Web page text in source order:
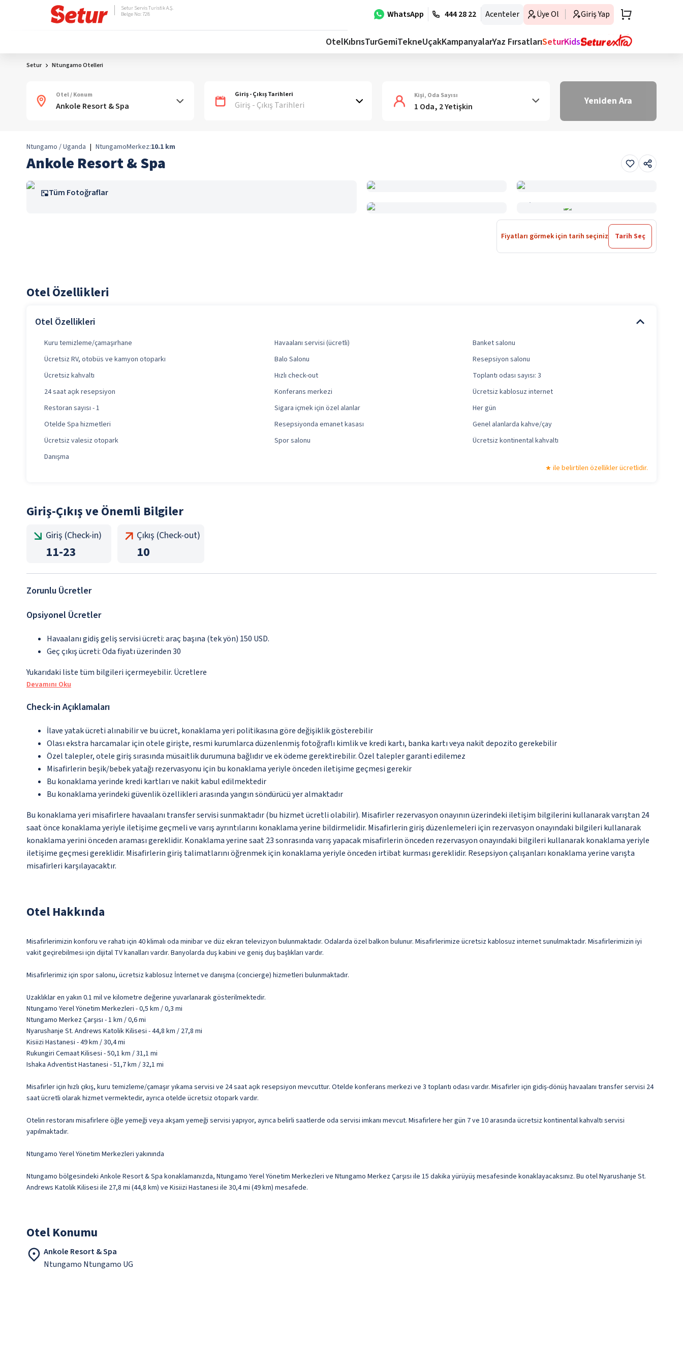
WhatsApp 444 28 22 Acenteler Üye Ol Giriş Yap
Setur Servis Turistik A.Ş.
Belge No: 728
OtelKıbrısTurGemiTekneUçakKampanyalarYaz FırsatlarıSeturKids
Setur Ntungamo Otelleri
Otel / Konum Giriş - Çıkış Tarihleri
Giriş - Çıkış Tarihleri
Kişi, Oda Sayısı
1 Oda, 2 Yetişkin Yeniden Ara
Ntungamo / Uganda | NtungamoMerkez:10.1 km
Ankole Resort & Spa
Tüm Fotoğraflar
Fiyatları görmek için tarih seçiniz Tarih Seç
Otel Özellikleri
Otel Özellikleri
Kuru temizleme/çamaşırhane Havaalanı servisi (ücretli)
Banket salonu
Ücretsiz RV, otobüs ve kamyon otoparkı
Balo Salonu
Resepsiyon salonu
Ücretsiz kahvaltı
Hızlı check-out
Toplantı odası sayısı: 3
24 saat açık resepsiyon
Konferans merkezi
Ücretsiz kablosuz internet
Restoran sayısı - 1
Sigara içmek için özel alanlar
Her gün
Otelde Spa hizmetleri
Resepsiyonda emanet kasası
Genel alanlarda kahve/çay
Ücretsiz valesiz otopark
Spor salonu
Ücretsiz kontinental kahvaltı
Danışma
ile belirtilen özellikler ücretlidir.
Giriş-Çıkış ve Önemli Bilgiler
Giriş (Check-in)
11-23
Çıkış (Check-out)
10
Zorunlu Ücretler
Opsiyonel Ücretler
Havaalanı gidiş geliş servisi ücreti: araç başına (tek yön) 150 USD.
Geç çıkış ücreti: Oda fiyatı üzerinden 30
Yukarıdaki liste tüm bilgileri içermeyebilir. Ücretlere
Devamını Oku
Check-in Açıklamaları
İlave yatak ücreti alınabilir ve bu ücret, konaklama yeri politikasına göre değişiklik gösterebilir
Olası ekstra harcamalar için otele girişte, resmi kurumlarca düzenlenmiş fotoğraflı kimlik ve kredi kartı, banka kartı veya nakit depozito gerekebilir
Özel talepler, otele giriş sırasında müsaitlik durumuna bağlıdır ve ek ödeme gerektirebilir. Özel talepler garanti edilemez
Misafirlerin beşik/bebek yatağı rezervasyonu için bu konaklama yeriyle önceden iletişime geçmesi gerekir
Bu konaklama yerinde kredi kartları ve nakit kabul edilmektedir
Bu konaklama yerindeki güvenlik özellikleri arasında yangın söndürücü yer almaktadır
Bu konaklama yeri misafirlere havaalanı transfer servisi sunmaktadır (bu hizmet ücretli olabilir). Misafirler rezervasyon onayının üzerindeki iletişim bilgilerini kullanarak varıştan 24
saat önce konaklama yeriyle iletişime geçmeli ve varış ayrıntılarını konaklama yerine bildirmelidir. Misafirlerin giriş düzenlemeleri için rezervasyon onayındaki bilgileri kullanarak
konaklama yerini önceden araması gereklidir. Konaklama yerine saat 23 sonrasında varış yapacak misafirlerin önceden rezervasyon onayındaki bilgileri kullanarak konaklama yeriyle
iletişime geçmesi gereklidir. Misafirlerin giriş talimatlarını öğrenmek için konaklama yeriyle önceden irtibat kurması gereklidir. Resepsiyon çalışanları konaklama yerine varışta
misafirleri karşılayacaktır.
Otel Hakkında
Misafirlerimizin konforu ve rahatı için 40 klimalı oda minibar ve düz ekran televizyon bulunmaktadır. Odalarda özel balkon bulunur. Misafirlerimize ücretsiz kablosuz internet sunulmaktadır. Misafirlerimizin iyi
vakit geçirebilmesi için dijital TV kanalları vardır. Banyolarda duş kabini ve geniş duş başlıkları vardır.
Misafirlerimiz için spor salonu, ücretsiz kablosuz İnternet ve danışma (concierge) hizmetleri bulunmaktadır.
Uzaklıklar en yakın 0.1 mil ve kilometre değerine yuvarlanarak gösterilmektedir.
Ntungamo Yerel Yönetim Merkezleri - 0,5 km / 0,3 mi
Ntungamo Merkez Çarşısı - 1 km / 0,6 mi
Nyarushanje St. Andrews Katolik Kilisesi - 44,8 km / 27,8 mi
Kisiizi Hastanesi - 49 km / 30,4 mi
Rukungiri Cemaat Kilisesi - 50,1 km / 31,1 mi
Ishaka Adventist Hastanesi - 51,7 km / 32,1 mi
Misafirler için hızlı çıkış, kuru temizleme/çamaşır yıkama servisi ve 24 saat açık resepsiyon mevcuttur. Otelde konferans merkezi ve 3 toplantı odası vardır. Misafirler için gidiş-dönüş havaalanı transfer servisi 24
saat ücretli olarak hizmet vermektedir, ayrıca otelde ücretsiz otopark vardır.
Otelin restoranı misafirlere öğle yemeği veya akşam yemeği servisi yapıyor, ayrıca belirli saatlerde oda servisi imkanı mevcut. Misafirlere her gün 7 ve 10 arasında ücretsiz kontinental kahvaltı servisi
yapılmaktadır.
Ntungamo Yerel Yönetim Merkezleri yakınında
Ntungamo bölgesindeki Ankole Resort & Spa konaklamanızda, Ntungamo Yerel Yönetim Merkezleri ve Ntungamo Merkez Çarşısı ile 15 dakika yürüyüş mesafesinde konaklayacaksınız. Bu otel Nyarushanje St.
Andrews Katolik Kilisesi ile 27,8 mi (44,8 km) ve Kisiizi Hastanesi ile 30,4 mi (49 km) mesafede.
Otel Konumu
Ankole Resort & Spa
Ntungamo Ntungamo UG